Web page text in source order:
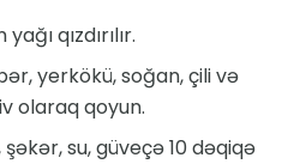
qızdırılır.
yerkökü, soğan, çili və
olaraq qoyun.
su, güveçə 10 dəqiqə